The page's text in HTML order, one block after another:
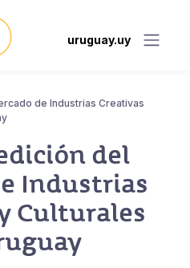
uruguay.uy
de Industrias Creativas
del
Industrias
Culturales